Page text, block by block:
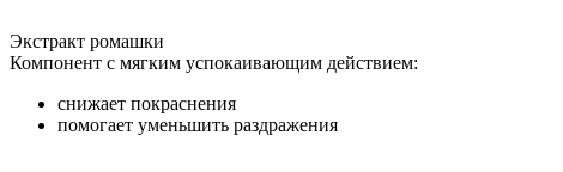
Экстракт ромашки
Компонент с мягким успокаивающим действием:
снижает покраснения
помогает уменьшить раздражения